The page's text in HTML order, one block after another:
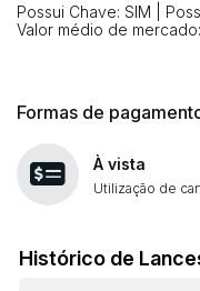
Possui Chave: SIM |
Valor médio de
Formas de
À vista
Utilização de
Histórico de